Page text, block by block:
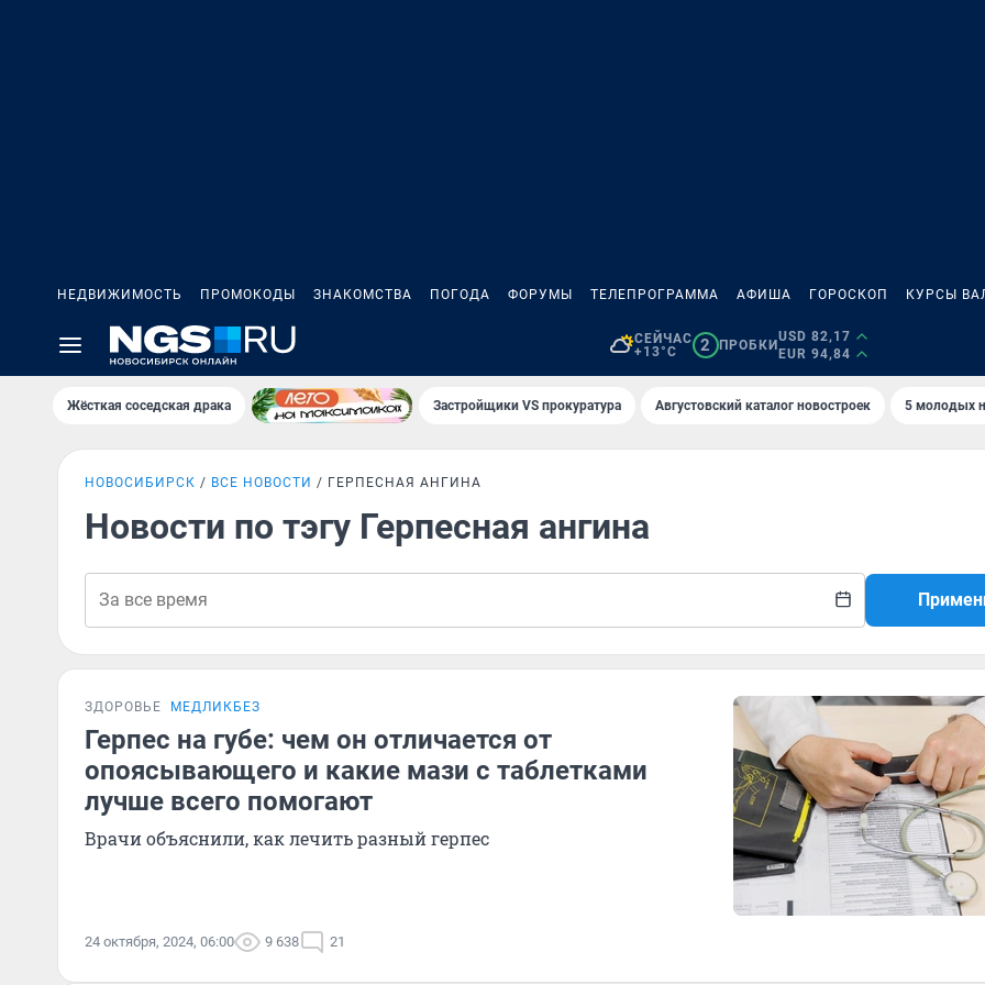
НЕДВИЖИМОСТЬ ПРОМОКОДЫ ЗНАКОМСТВА ПОГОДА ФОРУМЫ ТЕЛЕПРОГРАММА АФИША ГОРОСКОП КУРСЫ
СЕЙЧАС
+13°C
2 ПРОБКИ
USD 82,17
EUR 94,84
Жёсткая соседская драка Застройщики VS прокуратура Августовский каталог новостроек 5 молодых
НОВОСИБИРСК ВСЕ НОВОСТИ ГЕРПЕСНАЯ АНГИНА
Новости по тэгу Герпесная ангина
ЗДОРОВЬЕ МЕДЛИКБЕЗ
Герпес на губе: чем он отличается от
опоясывающего и какие мази с таблетками
лучше всего помогают
Врачи объяснили, как лечить разный герпес
24 октября, 2024, 06:00 9 638 21